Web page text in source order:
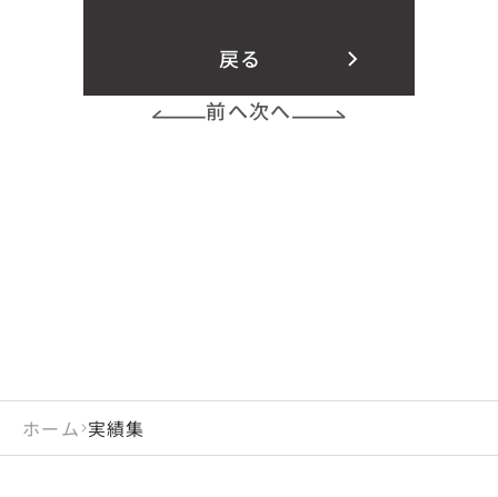
戻る
前へ次へ
ホーム 実績集